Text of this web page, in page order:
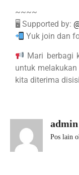
~~~~
🖥 Supported by:
Yuk join dan
Mari berbagi
untuk
admin
Pos lain